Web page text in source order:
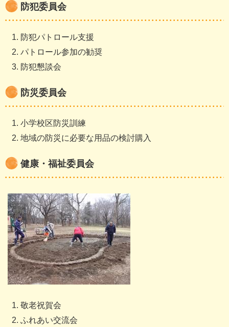
防犯委員会
防犯パトロール支援
パトロール参加の勧奨
防犯懇談会
防災委員会
小学校区防災訓練
地域の防災に必要な用品の検討購入
健康・福祉委員会
敬老祝賀会
ふれあい交流会